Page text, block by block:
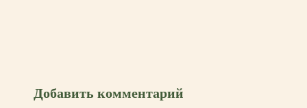
Добавить комментарий